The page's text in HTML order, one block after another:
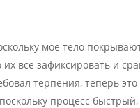
мое тело
все зафиксировать и
терпения, теперь это
процесс быстрый,